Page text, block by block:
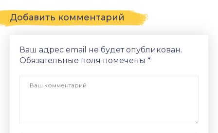
Добавить комментарий
Ваш адрес email не будет опубликован.
Обязательные поля помечены *